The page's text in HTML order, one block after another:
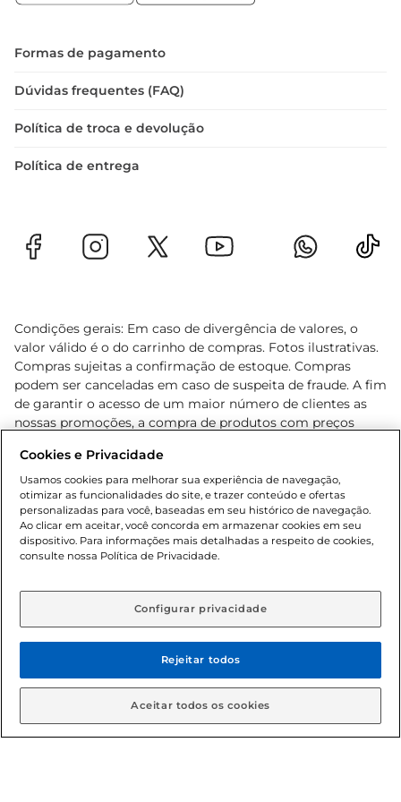
Formas de pagamento
Dúvidas frequentes (FAQ)
Política de troca e devolução
Política de entrega
Condições gerais: Em caso de divergência de valores, o
valor válido é o do carrinho de compras. Fotos ilustrativas.
Compras sujeitas a confirmação de estoque. Compras
podem ser canceladas em caso de suspeita de fraude. A fim
de garantir o acesso de um maior número de clientes as
nossas promoções, a compra de produtos com preços
cliente. Os preços, ofertas e condições são exclusivos para
o e-commerce e válidos durante o dia de hoje, podendo
sofrer alterações sem prévia notificação. Proibida a venda
de bebidas alcoólicas para menores de 18 anos, conforme
Lei n.º 8069/90, art. 81, inciso II (Estatuto da Criança e do
Adolescente). Preços e condições exclusivos para o
aviso prévio. O valor mínimo para as compras on-line é de
© 2026 Copyright. Todos os direitos
reservados Gbarbosa.
Cookies e Privacidade
Usamos cookies para melhorar sua experiência de navegação,
otimizar as funcionalidades do site, e trazer conteúdo e ofertas
personalizadas para você, baseadas em seu histórico de navegação.
Ao clicar em aceitar, você concorda em armazenar cookies em seu
dispositivo. Para informações mais detalhadas a respeito de cookies,
consulte nossa Política de Privacidade.
Configurar privacidade
Rejeitar todos
Aceitar todos os cookies